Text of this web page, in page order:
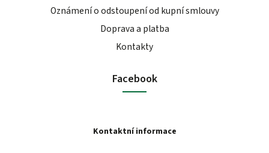
Oznámení o odstoupení od kupní smlouvy
Doprava a platba
Kontakty
Facebook
Kontaktní informace